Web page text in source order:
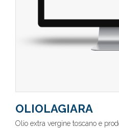
OLIOLAGIARA
Olio extra vergine toscano e